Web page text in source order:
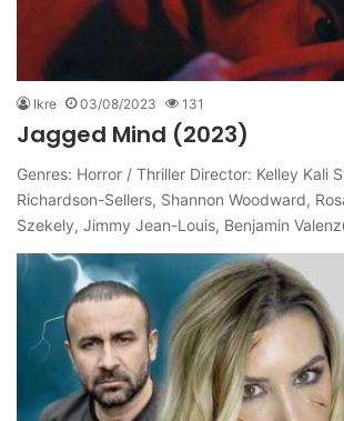
Ikre 03/08/2023 131
Jagged Mind (2023)
Genres: Horror / Thriller Director: Kelley Kali
Richardson-Sellers, Shannon Woodward,
Szekely, Jimmy Jean-Louis, Benjamin